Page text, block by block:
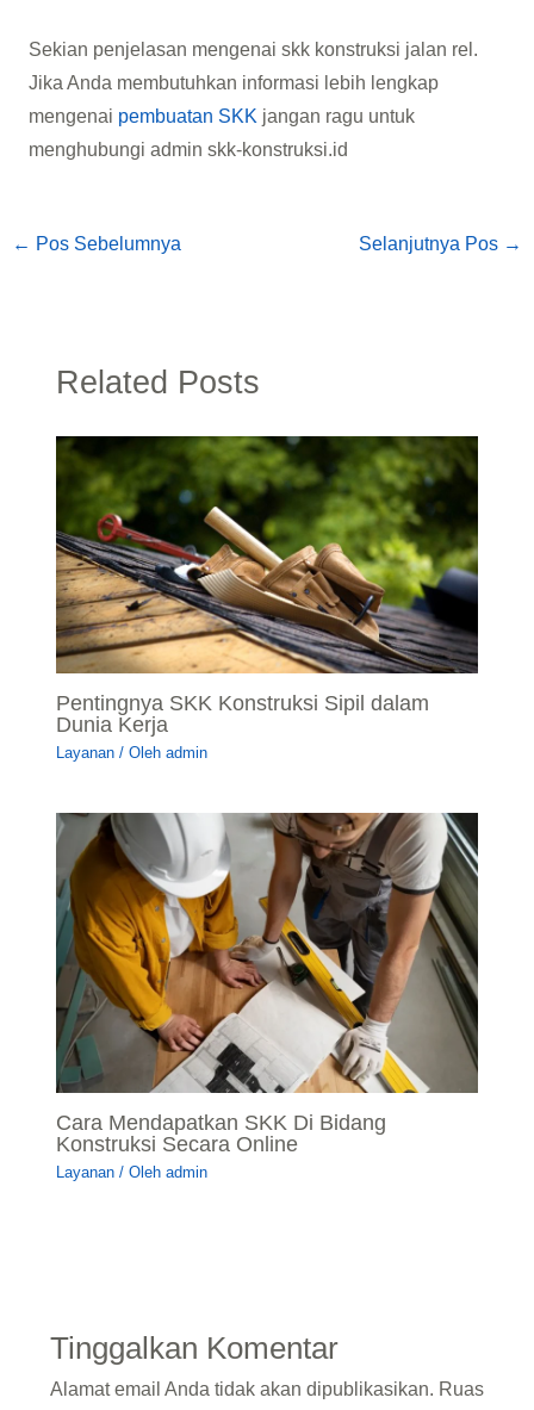
Sekian penjelasan mengenai skk konstruksi jalan rel.
Jika Anda membutuhkan informasi lebih lengkap
mengenai pembuatan SKK jangan ragu untuk
menghubungi admin skk-konstruksi.id
← Pos Sebelumnya Selanjutnya Pos →
Related Posts
Pentingnya SKK Konstruksi Sipil dalam
Dunia Kerja
Layanan / Olehadmin
Cara Mendapatkan SKK Di Bidang
Konstruksi Secara Online
Layanan / Olehadmin
Tinggalkan Komentar
Alamat email Anda tidak akan dipublikasikan. Ruas